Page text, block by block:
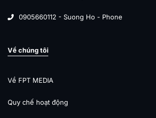
0905660112 - Suong Ho - Phone
Về chúng tôi
Về FPT MEDIA
Quy chế hoạt động